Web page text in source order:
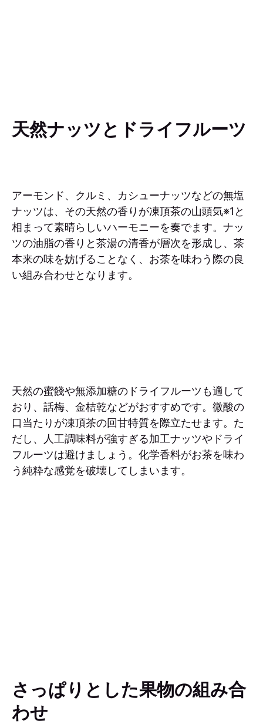
天然ナッツとドライフルーツ
アーモンド、クルミ、カシューナッツなどの無塩
ナッツは、その天然の香りが凍頂茶の山頭気※1と
相まって素晴らしいハーモニーを奏でます。ナッ
ツの油脂の香りと茶湯の清香が層次を形成し、茶
本来の味を妨げることなく、お茶を味わう際の良
い組み合わせとなります。
天然の蜜餞や無添加糖のドライフルーツも適して
おり、話梅、金桔乾などがおすすめです。微酸の
口当たりが凍頂茶の回甘特質を際立たせます。た
だし、人工調味料が強すぎる加工ナッツやドライ
フルーツは避けましょう。化学香料がお茶を味わ
う純粋な感覚を破壊してしまいます。
さっぱりとした果物の組み合
わせ